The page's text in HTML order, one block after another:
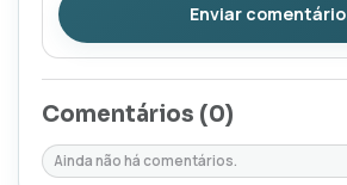
Enviar comentário
Comentários (0)
Ainda não há comentários.